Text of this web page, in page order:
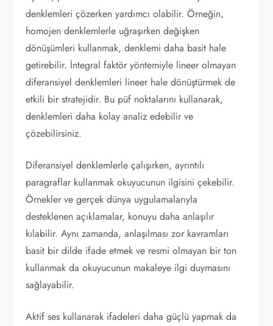
denklemleri çözerken yardımcı olabilir. Örneğin,
homojen denklemlerle uğraşırken değişken
dönüşümleri kullanmak, denklemi daha basit hale
getirebilir. İntegral faktör yöntemiyle lineer olmayan
diferansiyel denklemleri lineer hale dönüştürmek de
etkili bir stratejidir. Bu püf noktalarını kullanarak,
denklemleri daha kolay analiz edebilir ve
çözebilirsiniz.
Diferansiyel denklemlerle çalışırken, ayrıntılı
paragraflar kullanmak okuyucunun ilgisini çekebilir.
Örnekler ve gerçek dünya uygulamalarıyla
desteklenen açıklamalar, konuyu daha anlaşılır
kılabilir. Aynı zamanda, anlaşılması zor kavramları
basit bir dilde ifade etmek ve resmi olmayan bir ton
kullanmak da okuyucunun makaleye ilgi duymasını
sağlayabilir.
Aktif ses kullanarak ifadeleri daha güçlü yapmak da